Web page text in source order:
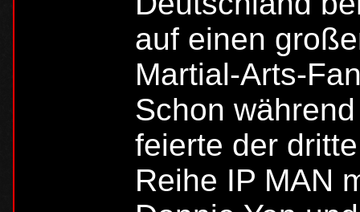
auf einen
Martial-Arts-
Schon
feierte der
Reihe IP MAN